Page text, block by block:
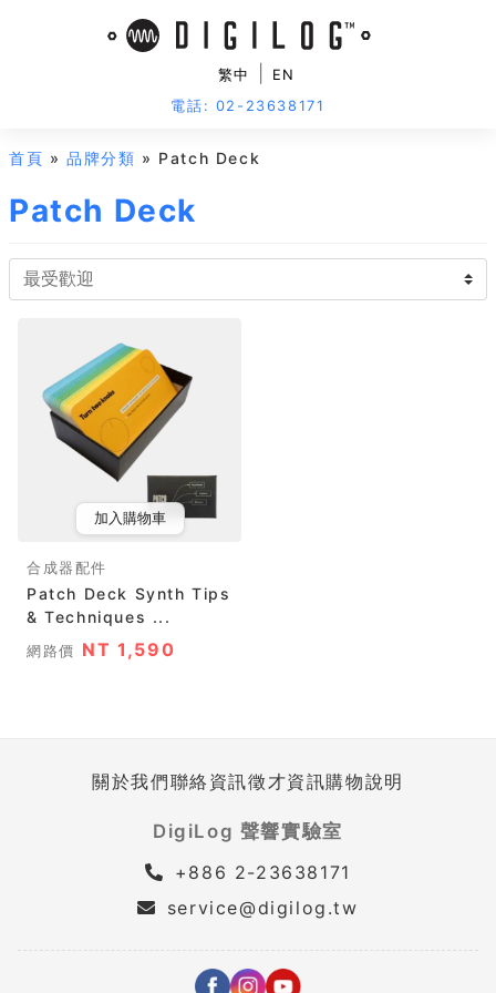
繁中
EN
電話: 02-23638171
首頁 »品牌分類 » Patch Deck
Patch Deck
加入購物車
合成器配件
Patch Deck Synth Tips
& Techniques ...
網路價 NT 1,590
關於我們聯絡資訊徵才資訊購物說明
DigiLog 聲響實驗室
+886 2-23638171
service@digilog.tw